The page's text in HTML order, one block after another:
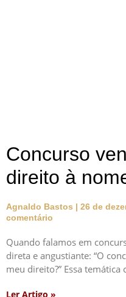
Concurso
direito à
Agnaldo Bastos 26 de
comentário
Quando falamos em
direta e angustiante: “O
meu direito?” Essa
Ler Artigo »